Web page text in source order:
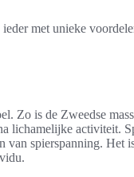
ieder met unieke
Zo is de Zweedse
lichamelijke activiteit.
spierspanning. Het